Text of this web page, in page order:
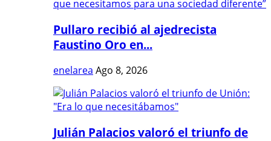
Pullaro recibió al ajedrecista
Faustino Oro en...
enelarea Ago 8, 2026
Julián Palacios valoró el triunfo de